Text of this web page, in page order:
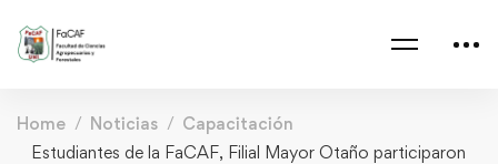
Home Noticias
Capacitación
Estudiantes de la FaCAF, Filial Mayor Otaño participaron